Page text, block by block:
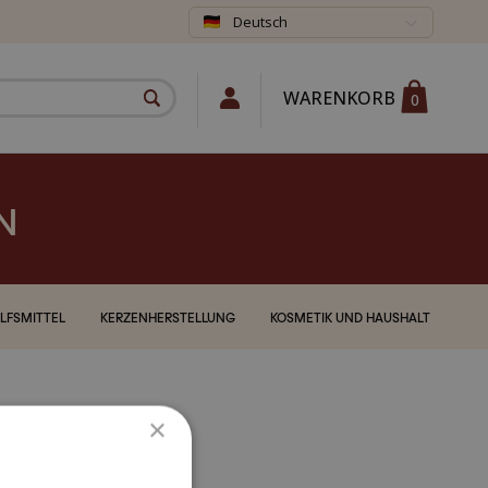
Deutsch
WARENKORB 0
KERZENHERSTELLUNG KOSMETIK UND HAUSHALT
×